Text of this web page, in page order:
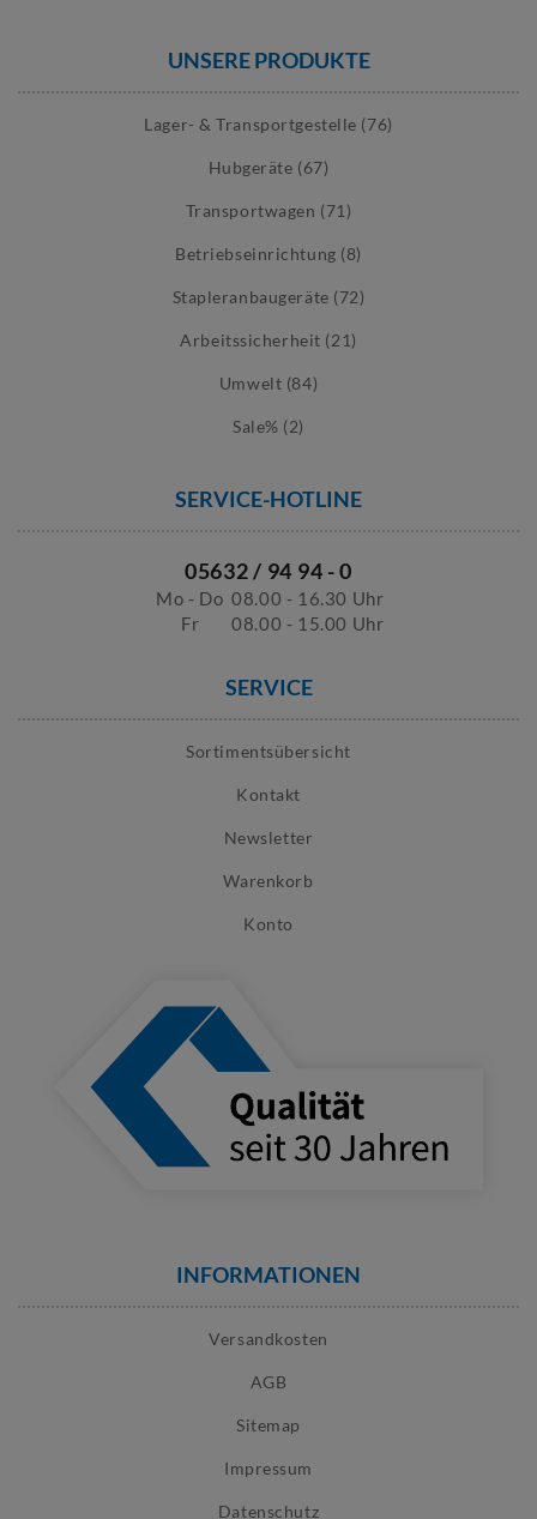
UNSERE PRODUKTE
Lager- & Transportgestelle (76)
Hubgeräte (67)
Transportwagen (71)
Betriebseinrichtung (8)
Stapleranbaugeräte (72)
Arbeitssicherheit (21)
Umwelt (84)
Sale% (2)
SERVICE-HOTLINE
05632 / 94 94 - 0
Mo - Do 08.00 - 16.30 Uhr
Fr
08.00 - 15.00 Uhr
SERVICE
Sortimentsübersicht
Kontakt
Newsletter
Warenkorb
Konto
INFORMATIONEN
Versandkosten
AGB
Sitemap
Impressum
Datenschutz